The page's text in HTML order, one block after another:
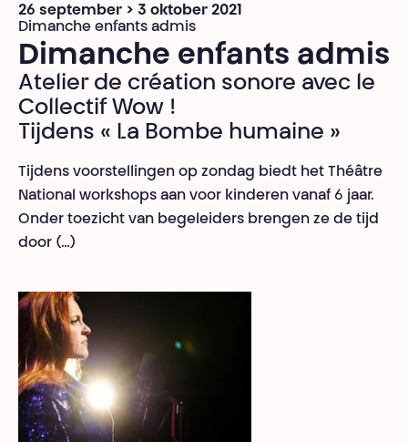
26 september > 3 oktober 2021
Dimanche enfants admis
Dimanche enfants admis
Atelier de création sonore avec le
Collectif Wow !
Tijdens « La Bombe humaine »
Tijdens voorstellingen op zondag biedt het Théâtre
National workshops aan voor kinderen vanaf 6 jaar.
Onder toezicht van begeleiders brengen ze de tijd
door (…)